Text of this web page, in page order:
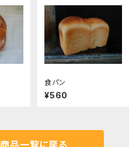
食パン
¥560